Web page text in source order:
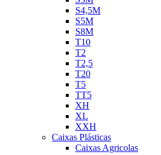
S4,5M
S5M
S8M
T10
T2
T2,5
T20
T5
TT5
XH
XL
XXH
Caixas Plásticas
Caixas Agricolas